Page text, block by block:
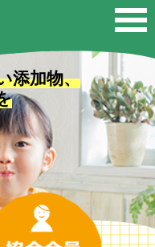
添加物、